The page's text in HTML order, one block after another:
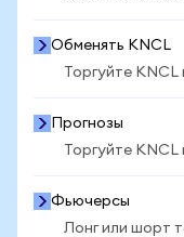
Обменять KNCL
Торгуйте
Прогнозы
Торгуйте
Фьючерсы
Лонг или шорт